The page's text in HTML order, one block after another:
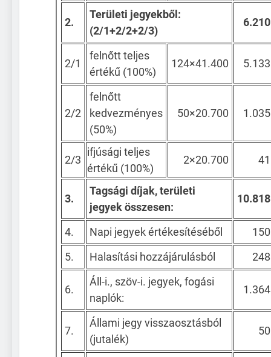
2.
Területi jegyekből:
(2/1+2/2+2/3)
2/1
felnőtt teljes
értékű (100%)
124×41.400
2/2
felnőtt
kedvezményes
(50%)
50×20.700
2/3
ifjúsági teljes
értékű (100%)
2×20.700
3.
Tagsági díjak, területi
jegyek összesen:
4. Napi jegyek értékesítéséből
5.
Halasítási hozzájárulásból
6.
Áll-i., szöv-i. jegyek, fogási
naplók:
7.
Állami jegy visszaosztásból
(jutalék)